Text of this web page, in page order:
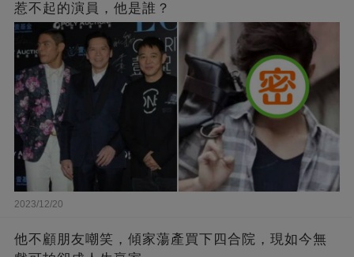
惹不起的演員，他是誰？
2023/12/20
他不顧朋友嘲笑，傾家蕩產買下四合院，現如今無